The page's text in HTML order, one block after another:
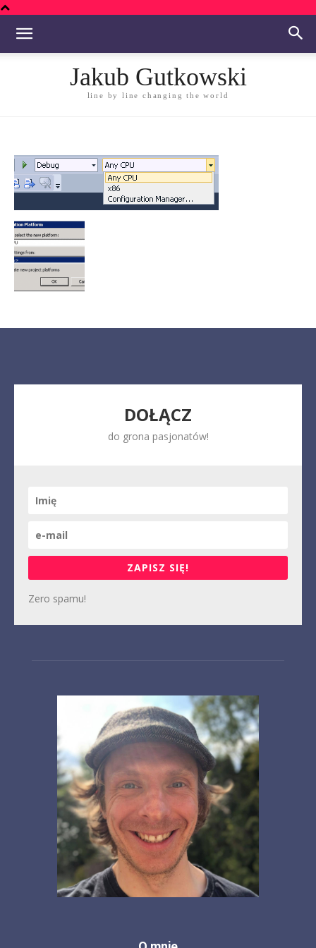
Jakub Gutkowski
line by line changing the world
DOŁĄCZ
do grona pasjonatów!
ZAPISZ SIĘ!
Zero spamu!